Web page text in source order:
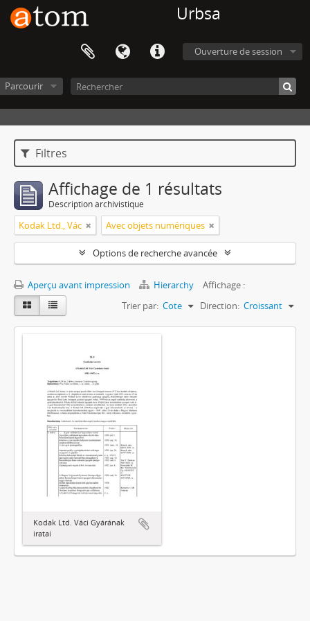
Urbsa
Ouverture de session
Parcourir
Filtres
Affichage de 1 résultats
Description archivistique
Kodak Ltd., Vác Avec objets numériques
Options de recherche avancée
Aperçu avant impression Hierarchy
Affichage :
Trier par: Cote Direction: Croissant
Kodak Ltd. Váci Gyárának
iratai